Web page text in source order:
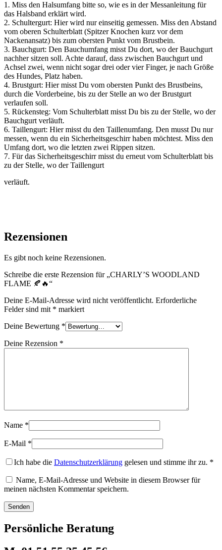
1. Miss den Halsumfang bitte so, wie es in der Messanleitung für
das Halsband erklärt wird.
2. Schultergurt: Hier wird nur einseitig gemessen. Miss den Abstand
vom oberen Schulterblatt (Spitzer Knochen kurz vor dem
Nackenansatz) bis zum obersten Punkt vom Brustbein.
3. Bauchgurt: Den Bauchumfang misst Du dort, wo der Bauchgurt
nachher sitzen soll. Achte darauf, dass zwischen Bauchgurt und
Achsel zwei, wenn nicht sogar drei oder vier Finger, je nach Größe
des Hundes, Platz haben.
4. Brustgurt: Hier misst Du vom obersten Punkt des Brustbeins,
durch die Vorderbeine, bis zu der Stelle an wo der Brustgurt
verlaufen soll.
5. Rückensteg: Vom Schulterblatt misst Du bis zu der Stelle, wo der
Bauchgurt verläuft.
6. Taillengurt: Hier misst du den Taillenumfang. Den musst Du nur
messen, wenn du ein Sicherheitsgeschirr haben möchtest. Miss den
Umfang dort, wo die letzten zwei Rippen sitzen.
7. Für das Sicherheitsgeschirr misst du erneut vom Schulterblatt bis
zu der Stelle, wo der Taillengurt
verläuft.
Rezensionen
Es gibt noch keine Rezensionen.
Schreibe die erste Rezension für „CHARLY’S WOODLAND
FLAME 🍂🔥“
Deine E-Mail-Adresse wird nicht veröffentlicht. Erforderliche
Felder sind mit * markiert
Deine Bewertung *
Deine Rezension *
Name *
E-Mail *
Ich habe die Datenschutzerklärung gelesen und stimme ihr zu. *
Name, E-Mail-Adresse und Website in diesem Browser für
meinen nächsten Kommentar speichern.
Persönliche Beratung